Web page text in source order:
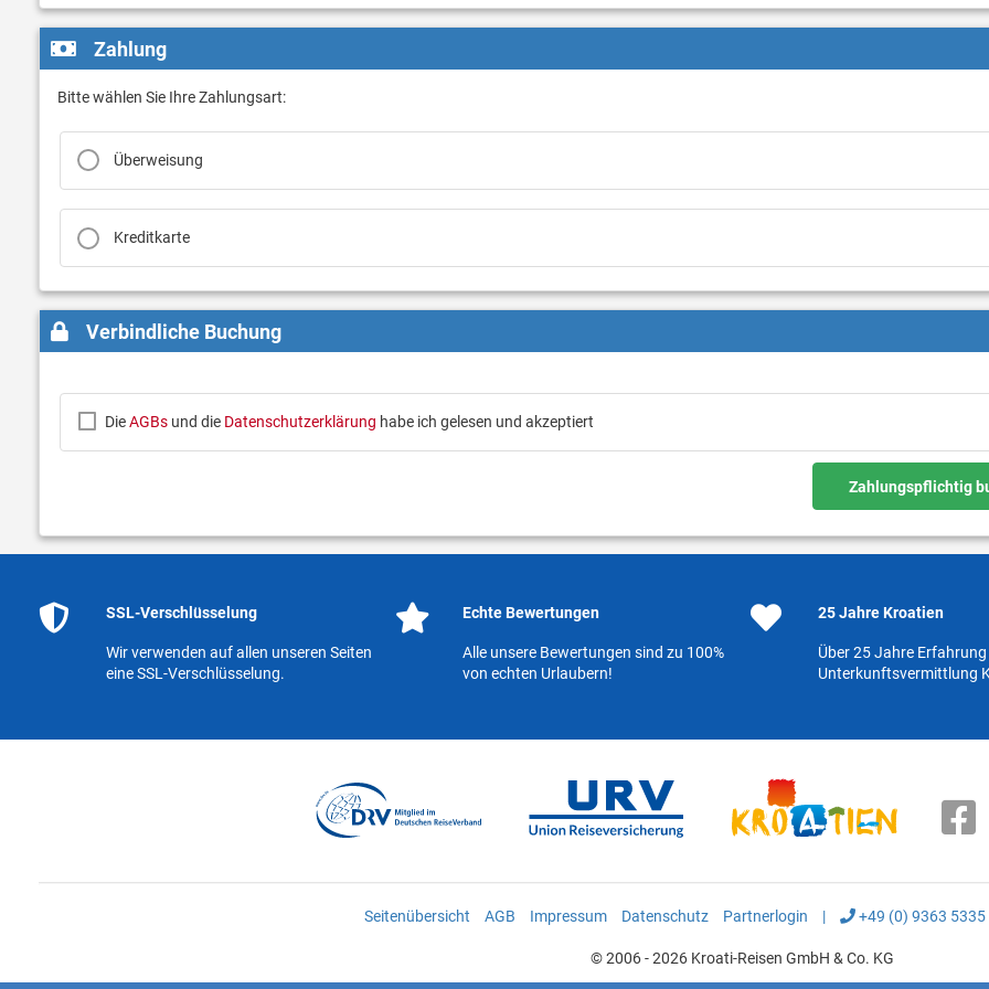
Zahlung
Bitte wählen Sie Ihre Zahlungsart:
Überweisung
Kreditkarte
Verbindliche Buchung
DieAGBsund die Datenschutzerklärung habe ich gelesen und akzeptiert
Zahlungspflichtig
SSL-Verschlüsselung
Wir verwenden auf allen unseren Seiten
eine SSL-Verschlüsselung.
Echte Bewertungen
Alle unsere Bewertungen sind zu 100%
von echten Urlaubern!
25 Jahre Kroatien
Über 25 Jahre
Unterkunftsvermittlung
Seitenübersicht AGB Impressum Datenschutz Partnerlogin | +49 (0) 9363 5335
© 2006 - 2026 Kroati-Reisen GmbH & Co. KG